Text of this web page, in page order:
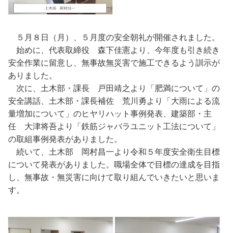
５月８日（月）、５月度の安全朝礼が開催されました。
始めに、代表取締役 森下佳憲より、今年度も引き続き
安全作業に留意し、無事故無災害で施工できるよう訓示が
ありました。
次に、土木部・課長 戸田靖之より「肥満について」の
安全講話、土木部・課長補佐 荒川勇より「大雨による流
量増加について」のヒヤリハット事例発表、建築部・主
任 大津将吾より「鉄筋ジャバラユニット工法について」
の取組事例発表がありました。
続いて、土木部 岡村昌一より令和５年度安全衛生目標
について発表がありました。職場全体で目標の達成を目指
し、無事故・無災害に向けて取り組んでいきたいと思いま
す。